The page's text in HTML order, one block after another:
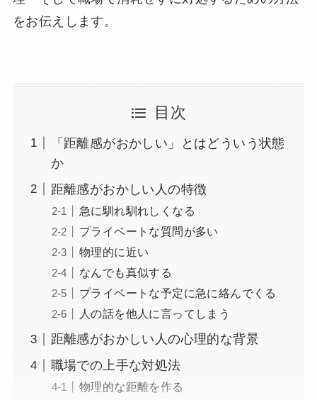
をお伝えします。
目次
「距離感がおかしい」とはどういう状態
か
距離感がおかしい人の特徴
急に馴れ馴れしくなる
プライベートな質問が多い
物理的に近い
なんでも真似する
プライベートな予定に急に絡んでくる
人の話を他人に言ってしまう
距離感がおかしい人の心理的な背景
職場での上手な対処法
物理的な距離を作る